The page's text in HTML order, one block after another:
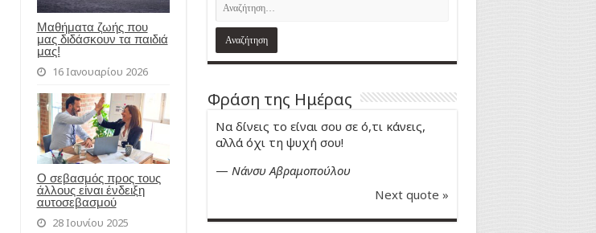
Μαθήματα ζωής που
μας διδάσκουν τα παιδιά
μας!
16 Ιανουαρίου 2026
Ο σεβασμός προς τους
άλλους είναι ένδειξη
αυτοσεβασμού
28 Ιουνίου 2025
Φράση της Ημέρας
Να δίνεις το είναι σου σε ό,τι κάνεις,
αλλά όχι τη ψυχή σου!
— Νάνσυ Αβραμοπούλου
Next quote »